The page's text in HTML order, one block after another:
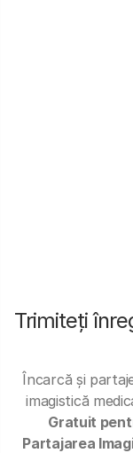
Trimiteți
Încarcă și
imagistică
Gratuit
Partajarea